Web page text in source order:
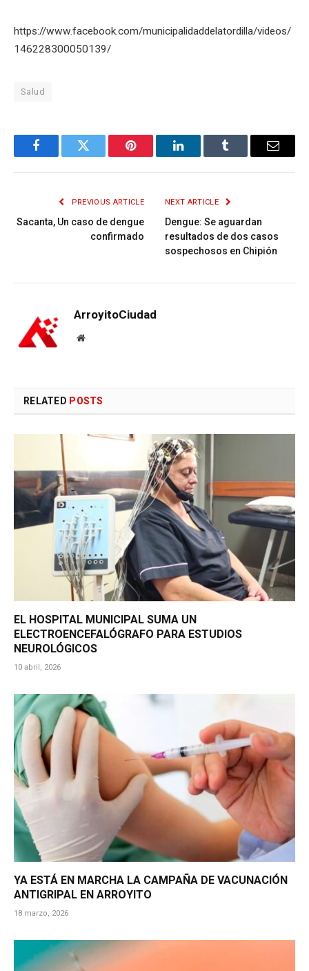
https://www.facebook.com/municipalidaddelatordilla/videos/
146228300050139/
Salud
FacebookTwitter Pinterest LinkedInTumblr Email
PREVIOUS ARTICLE
Sacanta, Un caso de dengue
confirmado
NEXT ARTICLE
Dengue: Se aguardan
resultados de dos casos
sospechosos en Chipión
ArroyitoCiudad
Website
RELATED POSTS
EL HOSPITAL MUNICIPAL SUMA UN
ELECTROENCEFALÓGRAFO PARA ESTUDIOS
NEUROLÓGICOS
10 abril, 2026
YA ESTÁ EN MARCHA LA CAMPAÑA DE VACUNACIÓN
ANTIGRIPAL EN ARROYITO
18 marzo, 2026